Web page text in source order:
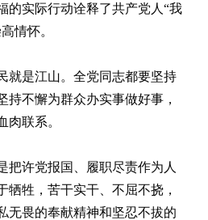
的实际行动诠释了共产党人“我
情怀。
就是江山。全党同志都要坚持
持不懈为群众办实事做好事，
肉联系。
许党报国、履职尽责作为人
牺牲，苦干实干、不屈不挠，
无畏的奉献精神和坚忍不拔的